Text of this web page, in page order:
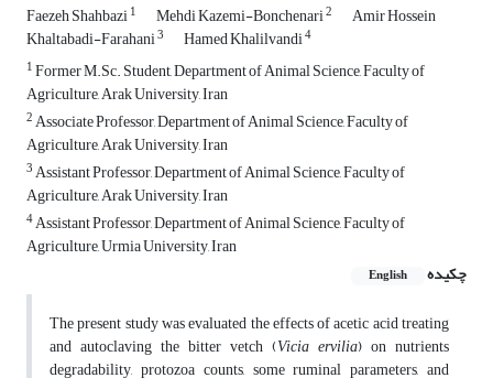
Faezeh Shahbazi1 Mehdi Kazemi-Bonchenari2 Amir Hossein
Khaltabadi-Farahani3 Hamed Khalilvandi4
1Former M.Sc. Student, Department of Animal Science, Faculty of
Agriculture, Arak University, Iran
2Associate Professor, Department of Animal Science, Faculty of
Agriculture, Arak University, Iran
3Assistant Professor, Department of Animal Science, Faculty of
Agriculture, Arak University, Iran
4Assistant Professor, Department of Animal Science, Faculty of
Agriculture, Urmia University, Iran
چکیده
English
The present study was evaluated the effects of acetic acid treating
and autoclaving the bitter vetch (Vicia ervilia) on nutrients
degradability, protozoa counts, some ruminal parameters, and